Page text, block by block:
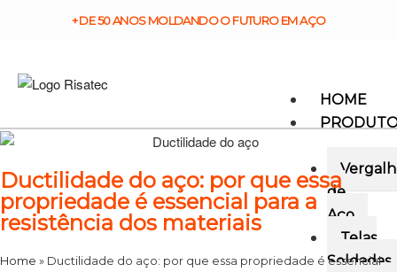
+ DE 50 ANOS MOLDANDO O FUTURO EM AÇO
HOME
de
Aço
Telas
Soldadas
Ductilidade do aço: por que essa
propriedade é essencial para a
resistência dos materiais
Home » Ductilidade do aço: por que essa propriedade é essencial